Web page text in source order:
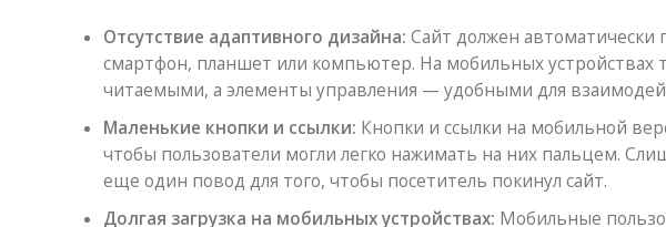
Отсутствие адаптивного дизайна: Сайт должен автоматически
смартфон, планшет или компьютер. На мобильных устройствах
читаемыми, а элементы управления — удобными для
Маленькие кнопки и ссылки: Кнопки и ссылки на мобильной
чтобы пользователи могли легко нажимать на них пальцем.
еще один повод для того, чтобы посетитель покинул сайт.
Долгая загрузка на мобильных устройствах: Мобильные